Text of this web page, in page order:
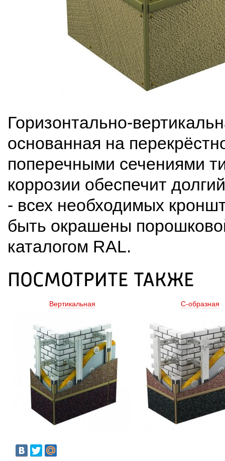
Горизонтально-
основанная на
поперечными сечениями
коррозии обеспечит
- всех необходимых
быть окрашены
каталогом RAL.
ПОСМОТРИТЕ ТАКЖЕ
Вертикальная С-образная